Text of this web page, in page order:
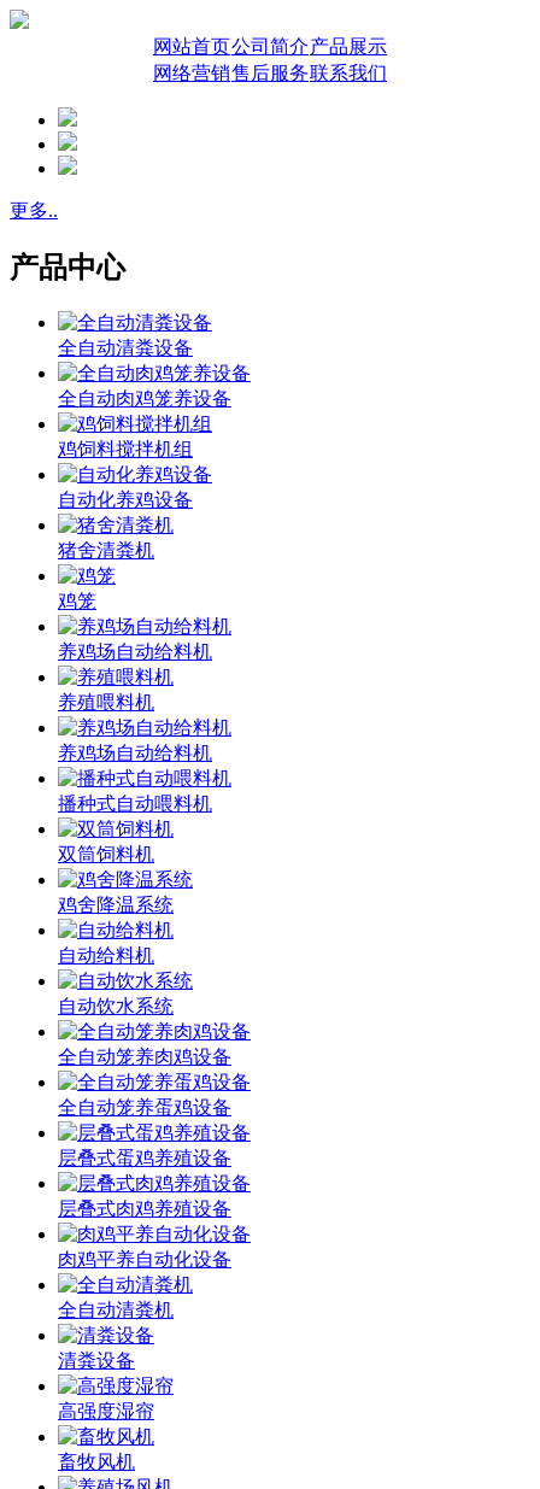
网站首页公司简介产品展示
网络营销售后服务联系我们
更多..
产品中心
全自动清粪设备
全自动肉鸡笼养设备
鸡饲料搅拌机组
自动化养鸡设备
猪舍清粪机
鸡笼
养鸡场自动给料机
养殖喂料机
养鸡场自动给料机
播种式自动喂料机
双筒饲料机
鸡舍降温系统
自动给料机
自动饮水系统
全自动笼养肉鸡设备
全自动笼养蛋鸡设备
层叠式蛋鸡养殖设备
层叠式肉鸡养殖设备
肉鸡平养自动化设备
全自动清粪机
清粪设备
高强度湿帘
畜牧风机